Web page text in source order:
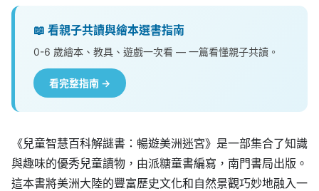
📖 看親子共讀與繪本選書指南
0-6 歲繪本、教具、遊戲一次看 — 一篇看懂親子共讀。
看完整指南 →
《兒童智慧百科解謎書：暢遊美洲迷宮》是一部集合了知識
與趣味的優秀兒童讀物，由派糖童書編寫，南門書局出版。
這本書將美洲大陸的豐富歷史文化和自然景觀巧妙地融入一